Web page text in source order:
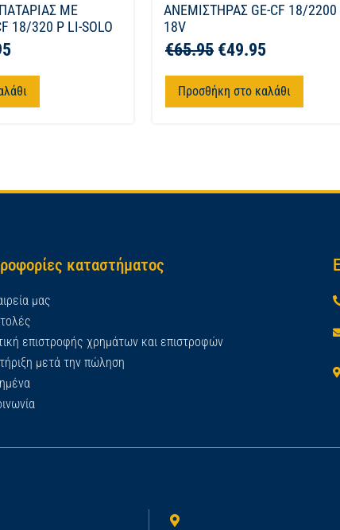
ΜΕ
18/320 P LI-SOLO
ΑΝΕΜΙΣΤΗΡΑΣ GE-CF 18/2200
18V
€65.95 €49.95
Προσθήκη στο καλάθι
καταστήματος
μας
επιστροφής χρημάτων και επιστροφών
μετά την πώληση